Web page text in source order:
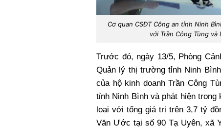
Cơ quan CSĐT Công an tỉnh Ninh
với Trần Công Tùng
Trước đó, ngày 13/5, Phòng
Quản lý thị trường tỉnh Ninh
của hộ kinh doanh Trần Công
tỉnh Ninh Bình và phát hiện
loại với tổng giá trị trên 3,7 tỷ
Văn Ước tại số 90 Tạ Uyên, xã